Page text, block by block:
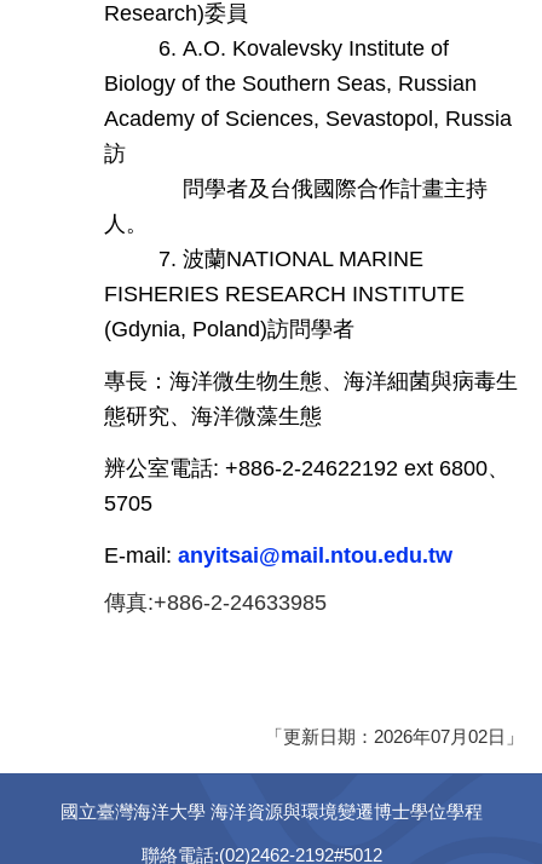
Research)委員
6. A.O. Kovalevsky Institute of
Biology of the Southern Seas, Russian
Academy of Sciences, Sevastopol, Russia
訪
問學者及台俄國際合作計畫主持
人。
7. 波蘭NATIONAL MARINE
FISHERIES RESEARCH INSTITUTE
(Gdynia, Poland)訪問學者
專長：海洋微生物生態、海洋細菌與病毒生
態研究、海洋微藻生態
辨公室電話: +886-2-24622192 ext 6800、
5705
E-mail: anyitsai@mail.ntou.edu.tw
傳真:+886-2-24633985
「更新日期：2026年07月02日」
國立臺灣海洋大學 海洋資源與環境變遷博士學位學程
聯絡電話:(02)2462-2192#5012